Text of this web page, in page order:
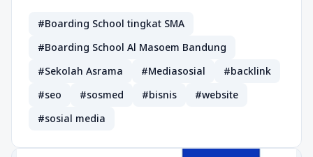
#Boarding School tingkat SMA
#Boarding School Al Masoem Bandung
#Sekolah Asrama
#Mediasosial
#backlink
#seo
#sosmed #bisnis
#website
#sosial media